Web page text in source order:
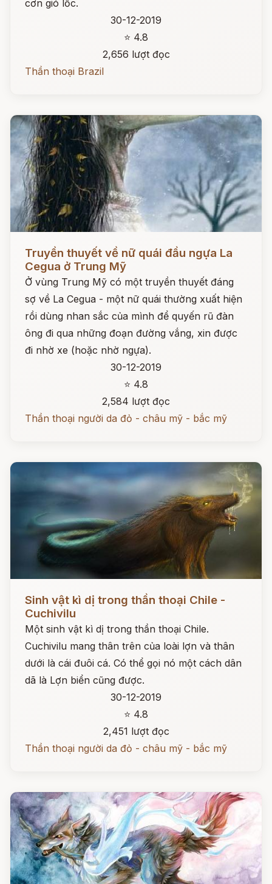
cơn gió lốc.
30-12-2019
⭐ 4.8
2,656 lượt đọc
Thần thoại Brazil
Đọc ngay
Truyền thuyết về nữ quái đầu ngựa La
Cegua ở Trung Mỹ
Ở vùng Trung Mỹ có một truyền thuyết đáng
sợ về La Cegua - một nữ quái thường xuất hiện
rồi dùng nhan sắc của mình để quyến rũ đàn
ông đi qua những đoạn đường vắng, xin được
đi nhờ xe (hoặc nhờ ngựa).
30-12-2019
⭐ 4.8
2,584 lượt đọc
Thần thoại người da đỏ - châu mỹ - bắc mỹ
Sinh vật kì dị trong thần thoại Chile -
Cuchivilu
Một sinh vật kì dị trong thần thoại Chile.
Cuchivilu mang thân trên của loài lợn và thân
dưới là cái đuôi cá. Có thể gọi nó một cách dân
dã là Lợn biển cũng được.
30-12-2019
⭐ 4.8
2,451 lượt đọc
Thần thoại người da đỏ - châu mỹ - bắc mỹ